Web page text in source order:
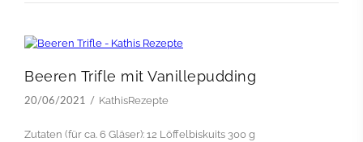
Beeren Trifle mit Vanillepudding
20/06/2021 KathisRezepte
Zutaten (für ca. 6 Gläser): 12 Löffelbiskuits 300 g